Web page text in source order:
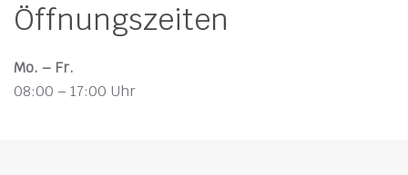
Öffnungszeiten
Mo. – Fr.
08:00 – 17:00 Uhr